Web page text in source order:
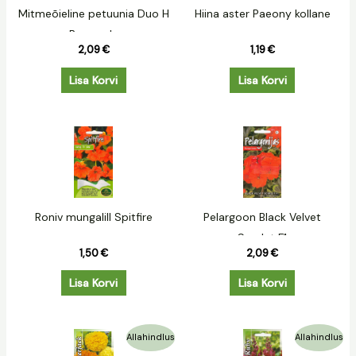
Mitmeõieline petuunia Duo H
Burgundy
2,09€
Lisa Korvi
Hiina aster Paeony kollane
1,19€
Lisa Korvi
Roniv mungalill Spitfire
1,50€
Lisa Korvi
Pelargoon Black Velvet
Scarlet F1
2,09€
Lisa Korvi
Allahindlus
Algne
hind
Praegune
hind
Allahindlus
Algne
hind
Praegune
hind